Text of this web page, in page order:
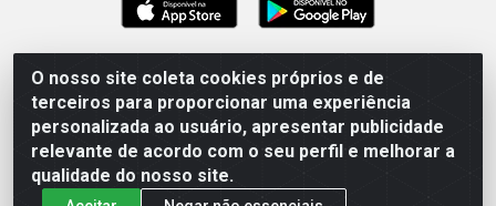
O nosso site coleta cookies próprios e de
terceiros para proporcionar uma experiência
personalizada ao usuário, apresentar publicidade
relevante de acordo com o seu perfil e melhorar a
qualidade do nosso site.
Esperança Nordeste - Rua Professor Caldas Filho, 291 -
Estância - Recife / PE CEP: 50771-335 - CNPJ
03.666.136/0001-23